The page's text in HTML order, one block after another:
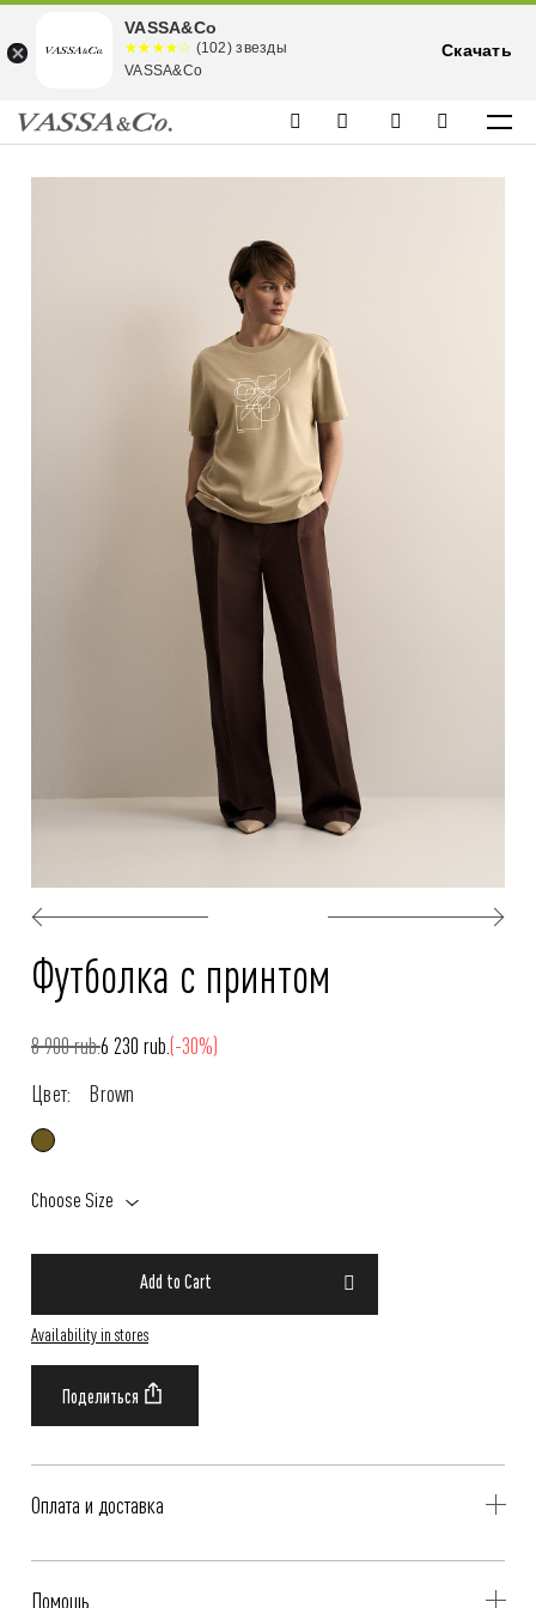
Футболка с принтом
8 900 rub.6 230 rub.(-30%)
Цвет:
Brown
Choose Size
Add to Cart
Availability in stores
Оплата и доставка
Помощь
VASSA&Co
☆☆☆☆☆
★★★★
★
(102) звезды
VASSA&Co
Скачать